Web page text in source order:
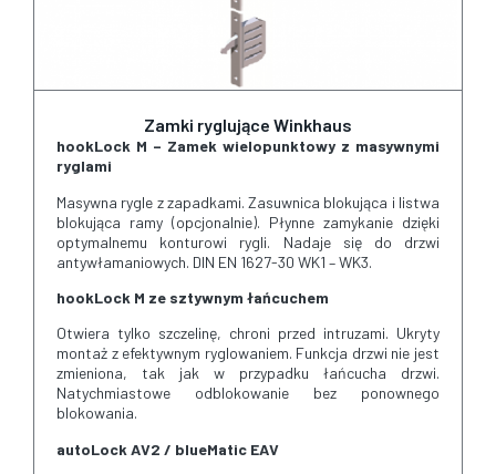
Zamki ryglujące Winkhaus
hookLock M – Zamek wielopunktowy z masywnymi
ryglami
Masywna rygle z zapadkami. Zasuwnica blokująca i listwa
blokująca ramy (opcjonalnie). Płynne zamykanie dzięki
optymalnemu konturowi rygli. Nadaje się do drzwi
antywłamaniowych. DIN EN 1627-30 WK1 – WK3.
hookLock M ze sztywnym łańcuchem
Otwiera tylko szczelinę, chroni przed intruzami. Ukryty
montaż z efektywnym ryglowaniem. Funkcja drzwi nie jest
zmieniona, tak jak w przypadku łańcucha drzwi.
Natychmiastowe odblokowanie bez ponownego
blokowania.
autoLock AV2 / blueMatic EAV